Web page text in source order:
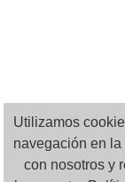
Utilizamos
navegación en
con nosotros y